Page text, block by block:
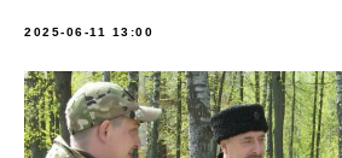
2025-06-11 13:00